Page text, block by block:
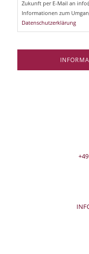
Zukunft per E-Mail an
Informationen zum
Datenschutzerklärung